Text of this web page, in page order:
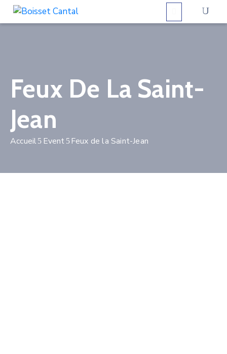
Vivre
Boisset
Démarches
Contactez-
Feux De La Saint-
Jean
Accueil Event Feux de la Saint-Jean